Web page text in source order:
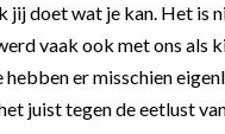
jij doet wat je kan. Het is
vaak ook met ons als
hebben er misschien
juist tegen de eetlust